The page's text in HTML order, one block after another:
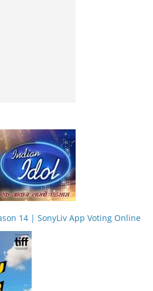
14 | SonyLiv App Voting Online